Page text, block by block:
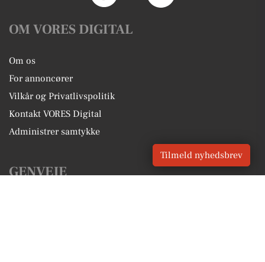
OM VORES DIGITAL
Om os
For annoncører
Vilkår og Privatlivspolitik
Kontakt VORES Digital
Administrer samtykke
GENVEJE
Tilmeld nyhedsbrev